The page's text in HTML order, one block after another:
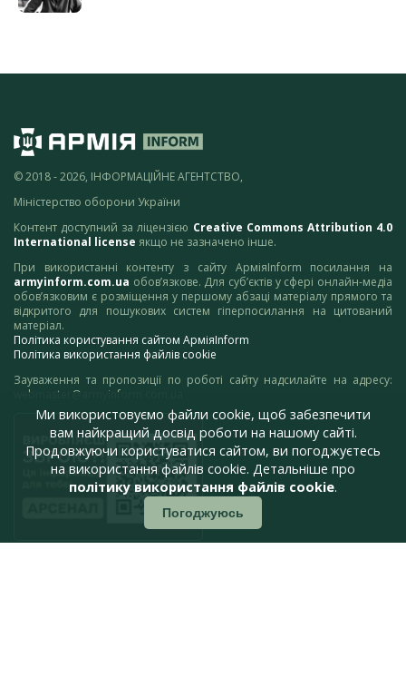
© 2018 - 2026, ІНФОРМАЦІЙНЕ АГЕНТСТВО,
Міністерство оборони України
Контент доступний за ліцензією Creative Commons Attribution 4.0
International license якщо не зазначено інше.
При використанні контенту з сайту АрміяInform посилання на
armyinform.com.ua обов’язкове. Для суб’єктів у сфері онлайн-медіа
обов’язковим є розміщення у першому абзаці матеріалу прямого та
відкритого для пошукових систем гіперпосилання на цитований
матеріал.
Політика користування сайтом АрміяInform
Політика використання файлів cookie
Зауваження та пропозиції по роботі сайту надсилайте на адресу:
webmaster@armyinform.com.ua
Ми використовуємо файли cookie, щоб забезпечити
вам найкращий досвід роботи на нашому сайті.
Продовжуючи користуватися сайтом, ви погоджуєтесь
на використання файлів cookie. Детальніше про
політику використання файлів cookie.
Погоджуюсь